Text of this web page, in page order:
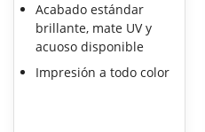
Acabado estándar
brillante, mate UV y
acuoso disponible
Impresión a todo color